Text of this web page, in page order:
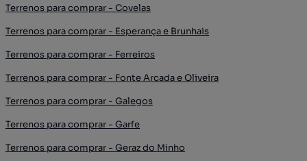
Terrenos para comprar - Covelas
Terrenos para comprar - Esperança e Brunhais
Terrenos para comprar - Ferreiros
Terrenos para comprar - Fonte Arcada e Oliveira
Terrenos para comprar - Galegos
Terrenos para comprar - Garfe
Terrenos para comprar - Geraz do Minho